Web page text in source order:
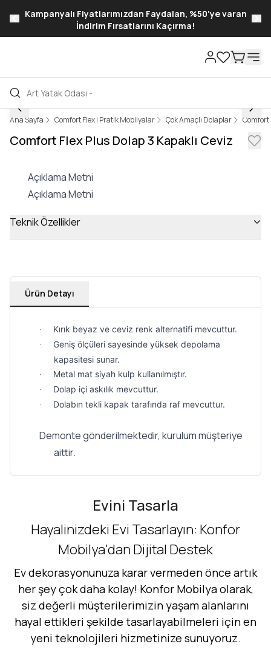
Kampanyalı Fiyatlarımızdan Faydalan, %50'ye varan
İndirim Fırsatlarını Kaçırma!
Ana Sayfa Comfort Flex I Pratik Mobilyalar Çok Amaçlı Dolaplar Comfort
Comfort Flex Plus Dolap 3 Kapaklı Ceviz
Açıklama Metni
Açıklama Metni
Teknik Özellikler
Ürün Detayı
· Kırık beyaz ve ceviz renk alternatifi mevcuttur.
·
Geniş ölçüleri sayesinde yüksek depolama
kapasitesi sunar.
· Metal mat siyah kulp kullanılmıştır.
· Dolap içi askılık mevcuttur.
· Dolabın tekli kapak tarafında raf mevcuttur.
Demonte gönderilmektedir, kurulum müşteriye
aittir.
Evini Tasarla
Hayalinizdeki Evi Tasarlayın: Konfor
Mobilya'dan Dijital Destek
Ev dekorasyonunuza karar vermeden önce artık
her şey çok daha kolay! Konfor Mobilya olarak,
siz değerli müşterilerimizin yaşam alanlarını
hayal ettikleri şekilde tasarlayabilmeleri için en
yeni teknolojileri hizmetinize sunuyoruz.